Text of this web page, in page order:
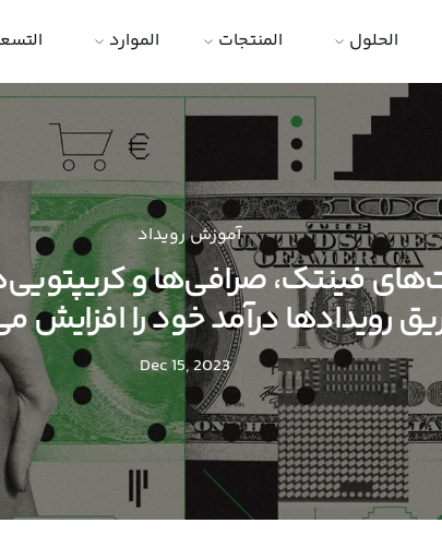
الحلول المنتجات الموارد
آموزش رویداد
فینتک، صرافی‌ها و
رویدادها درآمد خود را افزایش
Dec 15, 2023